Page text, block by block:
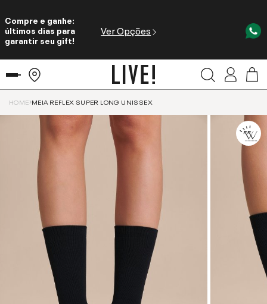
Compre e ganhe:
últimos dias para
garantir seu gift!
Ver Opções
HOME MEIA REFLEX SUPER LONG UNISSEX